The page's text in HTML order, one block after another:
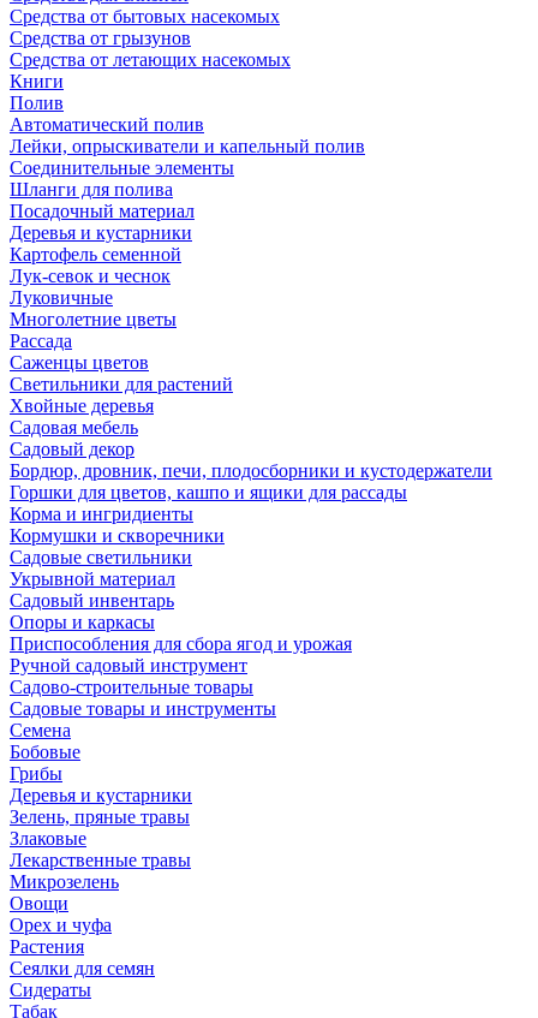
Средства от бытовых насекомых
Средства от грызунов
Средства от летающих насекомых
Книги
Полив
Автоматический полив
Лейки, опрыскиватели и капельный полив
Соединительные элементы
Шланги для полива
Посадочный материал
Деревья и кустарники
Картофель семенной
Лук-севок и чеснок
Луковичные
Многолетние цветы
Рассада
Саженцы цветов
Светильники для растений
Хвойные деревья
Садовая мебель
Садовый декор
Бордюр, дровник, печи, плодосборники и кустодержатели
Горшки для цветов, кашпо и ящики для рассады
Корма и ингридиенты
Кормушки и скворечники
Садовые светильники
Укрывной материал
Садовый инвентарь
Опоры и каркасы
Приспособления для сбора ягод и урожая
Ручной садовый инструмент
Садово-строительные товары
Садовые товары и инструменты
Семена
Бобовые
Грибы
Деревья и кустарники
Зелень, пряные травы
Злаковые
Лекарственные травы
Микрозелень
Овощи
Орех и чуфа
Растения
Сеялки для семян
Сидераты
Табак